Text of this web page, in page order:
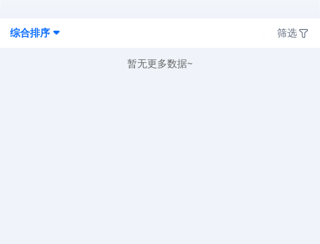
综合排序 筛选
暂无更多数据~